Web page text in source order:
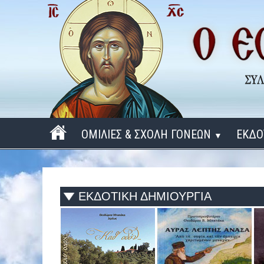
ΟΜΙΛΙΕΣ & ΣΧΟΛΗ ΓΟΝΕΩΝ ▼
ΠΕΡΙΟΔΟΣ 2025 - 2026
ΠΕΡΙΟΔΟΣ 2024 - 2025
ΠΕΡΙΟΔΟΣ 2023 - 2024
ΠΕΡΙΟΔΟΣ 2022 - 2023
ΕΚΔΟΤΙΚΗ ΔΗΜΙΟΥΡΓΙΑ